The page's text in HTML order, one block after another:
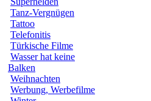
Tanz-Vergnügen
Tattoo
Telefonitis
Türkische Filme
Wasser hat keine
Balken
Weihnachten
Werbung, Werbefilme